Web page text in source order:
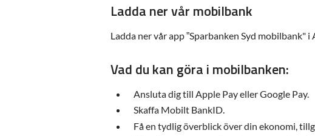
Ladda ner vår mobilbank
Ladda ner vår app ”Sparbanken Syd mobilbank" i
Vad du kan göra i mobilbanken:
Ansluta dig till Apple Pay eller Google Pay.
Skaffa Mobilt BankID.
Få en tydlig överblick över din ekonomi,